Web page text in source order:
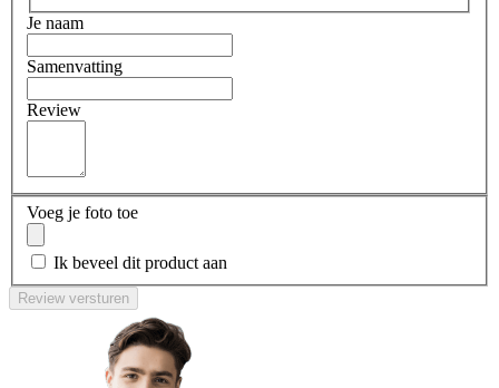
Je naam
Samenvatting
Review
Voeg je foto toe
Ik beveel dit product aan
Review versturen